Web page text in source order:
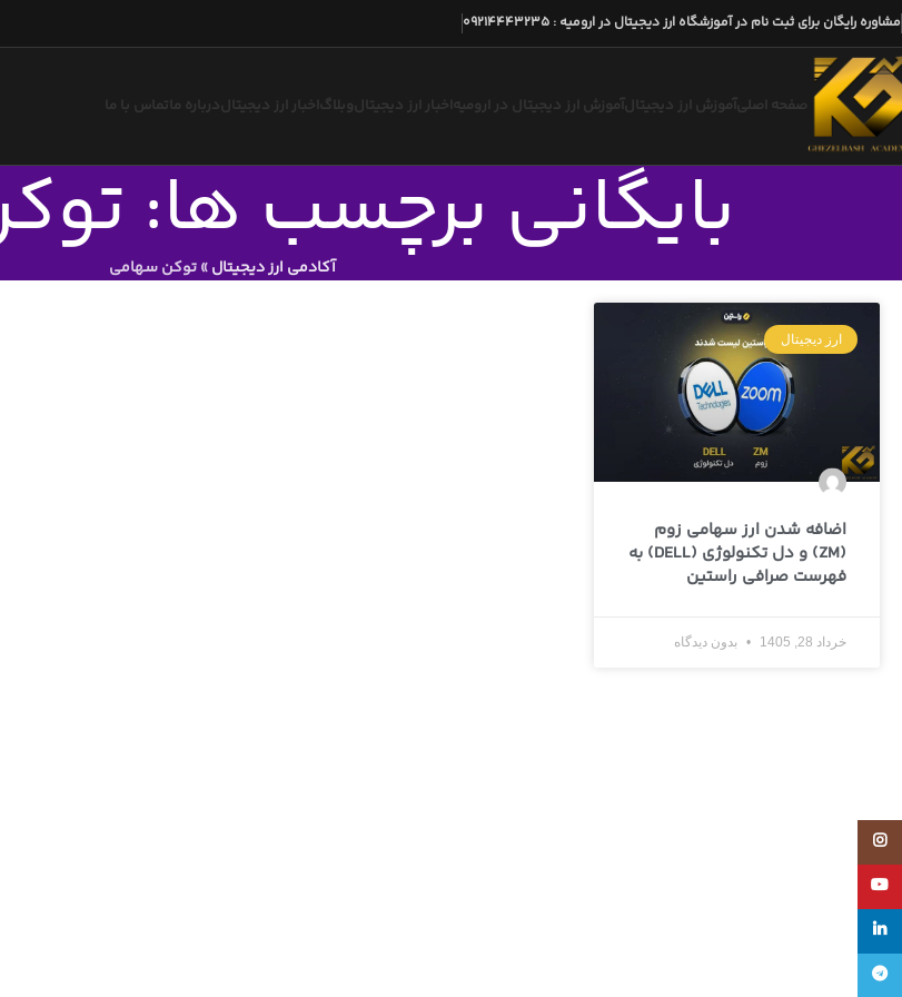
مشاوره رایگان برای ثبت نام در آموزشگاه ارز دیجیتال در ارومیه :
09214443235
صفحه اصلیآموزش ارز دیجیتالآموزش ارز دیجیتال در ارومیه اخبار ارز دیجیتالوبلاگ اخبار ارز دیجیتالدرباره ماتماس با ما
بایگانی برچسب ها:
آکادمی ارز دیجیتال»توکن سهامی
ارز دیجیتال
اضافه شدن ارز سهامی زوم
(ZM) و دل تکنولوژی (DELL) به
فهرست صرافی راستین
خرداد 28, 1405 بدون دیدگاه